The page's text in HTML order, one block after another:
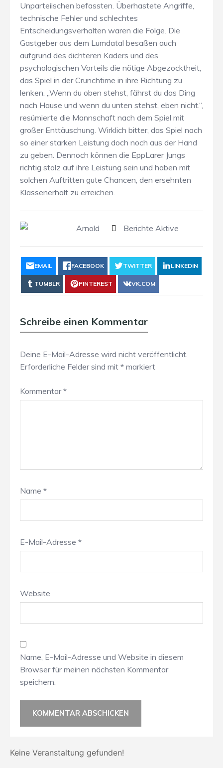
Unparteiischen befassten. Überhastete Angriffe,
technische Fehler und schlechtes
Entscheidungsverhalten waren die Folge. Die
Gastgeber aus dem Lumdatal besaßen auch
aufgrund des dichteren Kaders und des
psychologischen Vorteils die nötige Abgezocktheit,
das Spiel in der Crunchtime in ihre Richtung zu
lenken. „Wenn du oben stehst, fährst du das Ding
nach Hause und wenn du unten stehst, eben nicht.“,
resümierte die Mannschaft nach dem Spiel mit
großer Enttäuschung. Wirklich bitter, das Spiel nach
so einer starken Leistung doch noch aus der Hand
zu geben. Dennoch können die EppLarer Jungs
richtig stolz auf ihre Leistung sein und haben mit
solchen Auftritten gute Chancen, den ersehnten
Klassenerhalt zu erreichen.
Arnold Berichte Aktive
EMAIL FACEBOOK TWITTER LINKEDIN
TUMBLR PINTEREST VK.COM
Schreibe einen Kommentar
Deine E-Mail-Adresse wird nicht veröffentlicht.
Erforderliche Felder sind mit * markiert
Kommentar*
Name *
E-Mail-Adresse *
Website
Name, E-Mail-Adresse und Website in diesem
Browser für meinen nächsten Kommentar
speichern.
Keine Veranstaltung gefunden!